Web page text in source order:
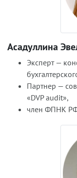
Асадуллина
Эксперт —
Партнер —
«DVP audit»,
член ФПНК